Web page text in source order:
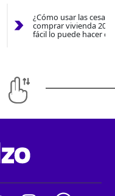
¿Cómo usar las
comprar vivienda
fácil lo puede hacer